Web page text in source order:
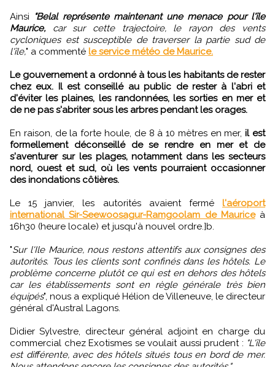
Ainsi
"Belal représente maintenant une menace pour l'île
Maurice,car sur cette trajectoire, le rayon des vents
cycloniques est susceptible de traverser la partie sud de
l'île," a commenté le service météo de Maurice.
Le gouvernement a ordonné à tous les habitants de rester
chez eux.
Il est conseillé au public de rester à l'abri et
d'éviter les plaines, les randonnées, les sorties en mer et
de ne pas s'abriter sous les arbres pendant les orages.
En raison, de la forte houle, de 8 à 10 mètres en mer,il est
formellement déconseillé de se rendre en mer et de
s'aventurer sur les plages, notamment dans les secteurs
nord, ouest et sud, où les vents pourraient occasionner
des inondations côtières.
Le 15 janvier, les autorités avaient fermé l'aéroport
international Sir-Seewoosagur-Ramgoolam de Mauriceà
16h30 (heure locale) et jusqu'à nouvel ordre.]b.
"Sur l'Ile Maurice, nous restons attentifs aux consignes des
autorités. Tous les clients sont confinés dans les hôtels. Le
problème concerne plutôt ce qui est en dehors des hôtels
car les établissements sont en règle générale très bien
équipés", nous a expliqué Hélion de Villeneuve, le directeur
général d'Austral Lagons.
Didier Sylvestre, directeur général adjoint en charge du
commercial chez Exotismes se voulait aussi prudent : "L'île
est différente, avec des hôtels situés tous en bord de mer.